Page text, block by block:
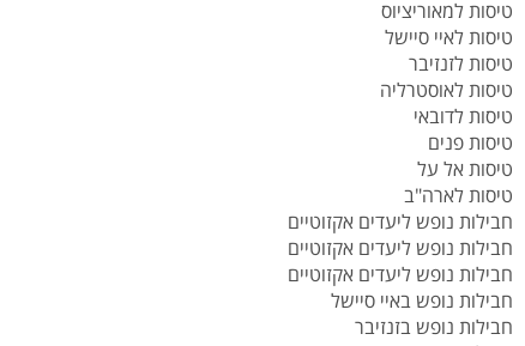
טיסות למאוריציוס
טיסות לאיי סיישל
טיסות לזנזיבר
טיסות לאוסטרליה
טיסות לדובאי
טיסות פנים
טיסות אל על
טיסות לארה"ב
חבילות נופש ליעדים אקזוטיים
חבילות נופש ליעדים אקזוטיים
חבילות נופש ליעדים אקזוטיים
חבילות נופש באיי סיישל
חבילות נופש בזנזיבר